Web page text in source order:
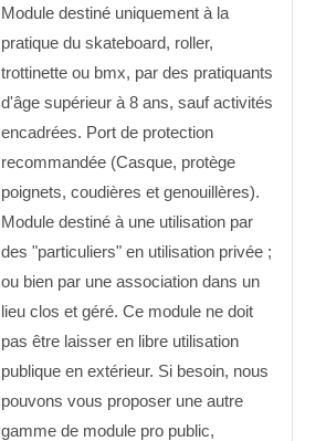
Module destiné uniquement à la
pratique du skateboard, roller,
trottinette ou bmx, par des pratiquants
d'âge supérieur à 8 ans, sauf activités
encadrées. Port de protection
recommandée (Casque, protège
poignets, coudières et genouillères).
Module destiné à une utilisation par
des "particuliers" en utilisation privée ;
ou bien par une association dans un
lieu clos et géré. Ce module ne doit
pas être laisser en libre utilisation
publique en extérieur. Si besoin, nous
pouvons vous proposer une autre
gamme de module pro public,